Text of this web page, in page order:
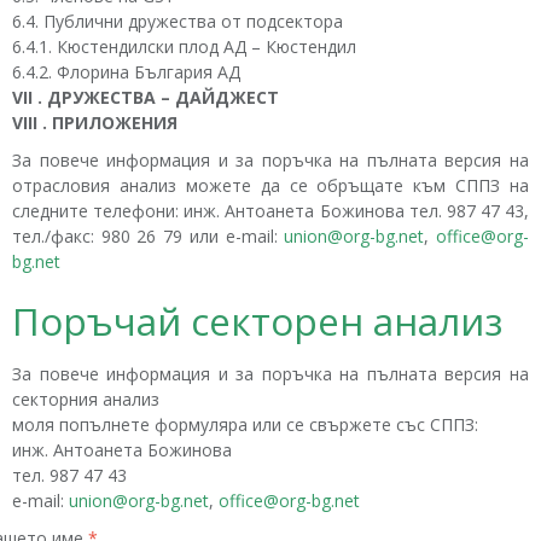
6.4. Публични дружества от подсектора
6.4.1. Кюстендилски плод АД – Кюстендил
6.4.2. Флорина България АД
VII . ДРУЖЕСТВА – ДАЙДЖЕСТ
VIII . ПРИЛОЖЕНИЯ
За повече информация и за поръчка на пълната версия на
отрасловия анализ можете да се обръщате към СППЗ на
следните телефони: инж. Антоанета Божинова тел. 987 47 43,
тел./факс: 980 26 79 или е-mail:union@org-bg.net,office@org-
bg.net
Поръчай секторен анализ
За повече информация и за поръчка на пълната версия на
секторния анализ
моля попълнете формуляра или се свържете със СППЗ:
инж. Антоанета Божинова
тел. 987 47 43
е-mail: union@org-bg.net, office@org-bg.net